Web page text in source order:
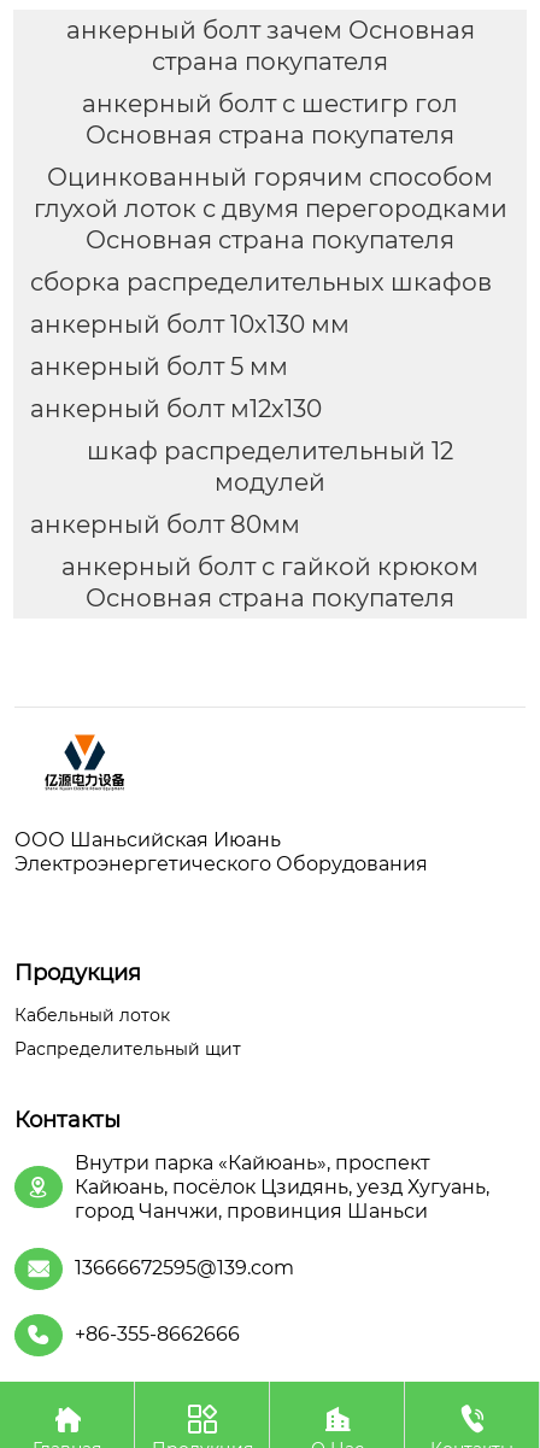
анкерный болт зачем Основная
страна покупателя
анкерный болт с шестигр гол
Основная страна покупателя
Оцинкованный горячим способом
глухой лоток с двумя перегородками
Основная страна покупателя
сборка распределительных шкафов
анкерный болт 10х130 мм
анкерный болт 5 мм
анкерный болт м12х130
шкаф распределительный 12
модулей
анкерный болт 80мм
анкерный болт с гайкой крюком
Основная страна покупателя
ООО Шаньсийская Июань
Электроэнергетического Оборудования
Продукция
Кабельный лоток
Распределительный щит
Контакты

Внутри парка «Кайюань», проспект
Кайюань, посёлок Цзидянь, уезд Хугуань,
город Чанчжи, провинция Шаньси
 13666672595@139.com
 +86-355-8662666
Авторское право©ООО Шаньсийская Июань
Электроэнергетического Оборудования
   